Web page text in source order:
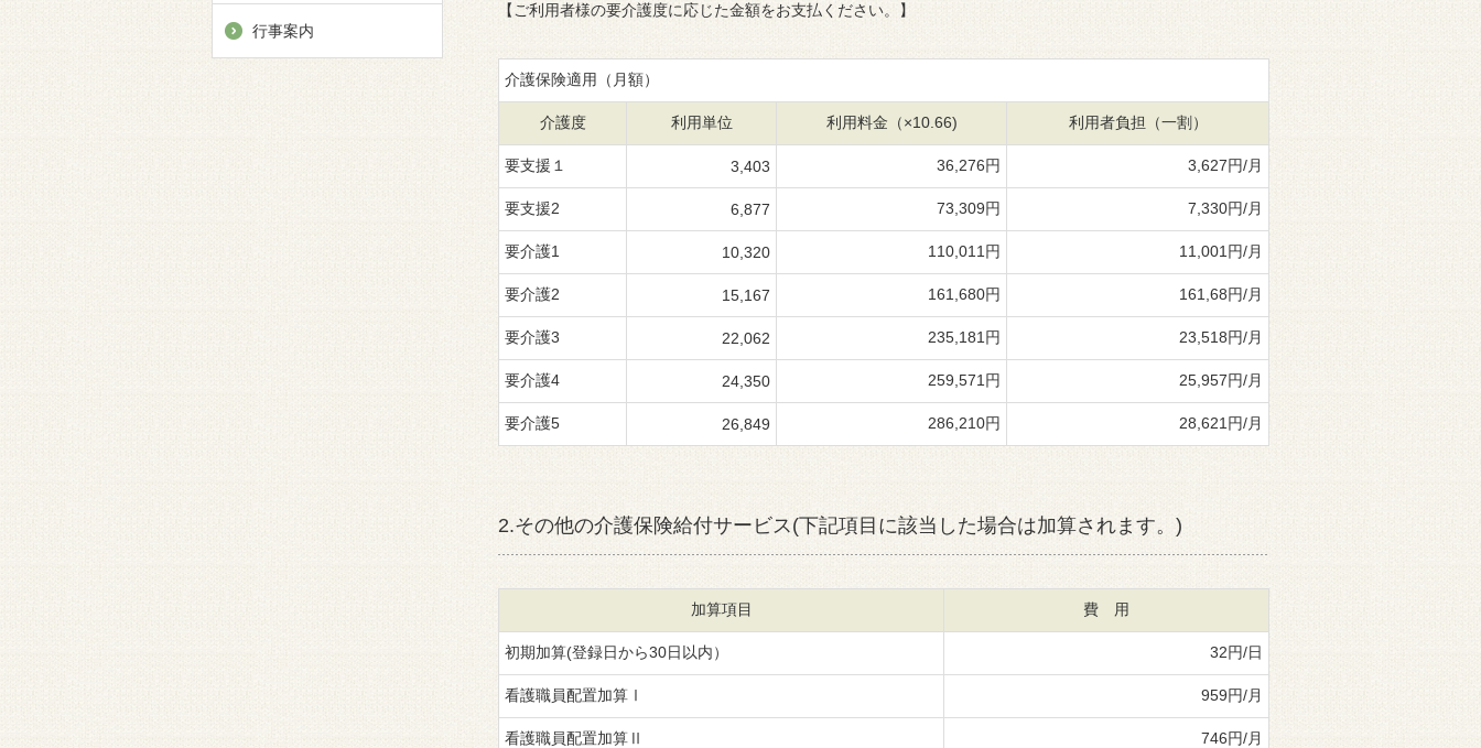
【ご利用者様の要介護度に応じた金額をお支払ください。】
介護保険適用（月額）
介護度 利用単位 利用料金（×10.66) 利用者負担（一割）
要支援１ 3,403 36,276円 3,627円/月
要支援2 6,877 73,309円 7,330円/月
要介護1 10,320 110,011円 11,001円/月
要介護2 15,167 161,680円 161,68円/月
要介護3 22,062 235,181円 23,518円/月
要介護4 24,350 259,571円 25,957円/月
要介護5 26,849 286,210円 28,621円/月
2.その他の介護保険給付サービス(下記項目に該当した場合は加算されます。)
加算項目 費 用
初期加算(登録日から30日以内） 32円/日
看護職員配置加算Ⅰ 959円/月
看護職員配置加算Ⅱ 746円/月
行事案内